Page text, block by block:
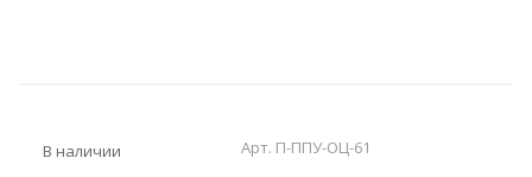
В наличии Арт. П-ППУ-ОЦ-61